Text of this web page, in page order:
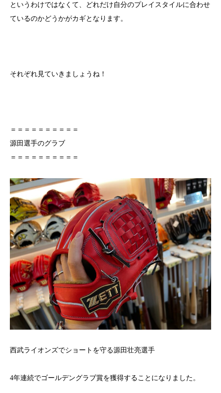
というわけではなくて、どれだけ自分のプレイスタイルに合わせ
ているのかどうかがカギとなります。
それぞれ見ていきましょうね！
＝＝＝＝＝＝＝＝＝＝
源田選手のグラブ
＝＝＝＝＝＝＝＝＝＝
西武ライオンズでショートを守る源田壮亮選手
4年連続でゴールデングラブ賞を獲得することになりました。